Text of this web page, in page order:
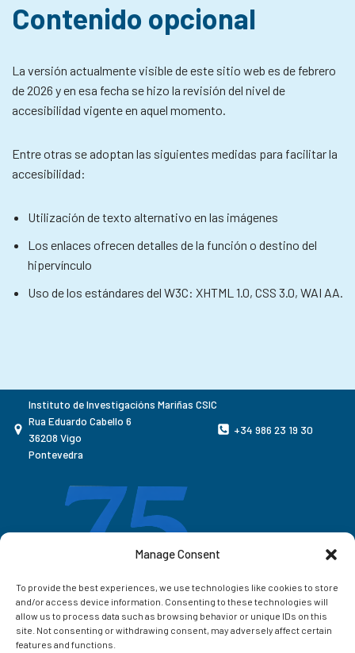
Manage Consent
To provide the best experiences, we use technologies like cookies to store
and/or access device information. Consenting to these technologies will
allow us to process data such as browsing behavior or unique IDs on this
site. Not consenting or withdrawing consent, may adversely affect certain
features and functions.
Contenido opcional
La versión actualmente visible de este sitio web es de febrero
de 2026 y en esa fecha se hizo la revisión del nivel de
accesibilidad vigente en aquel momento.
Entre otras se adoptan las siguientes medidas para facilitar la
accesibilidad:
Utilización de texto alternativo en las imágenes
Los enlaces ofrecen detalles de la función o destino del
hipervínculo
Uso de los estándares del W3C: XHTML 1.0, CSS 3.0, WAI AA.
Instituto de Investigacións Mariñas CSIC
Rua Eduardo Cabello 6
36208 Vigo
Pontevedra
+34 986 23 19 30